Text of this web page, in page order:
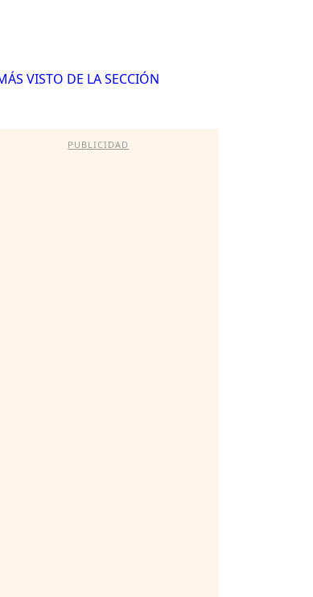
VISTO DE LA SECCIÓN
PUBLICIDAD